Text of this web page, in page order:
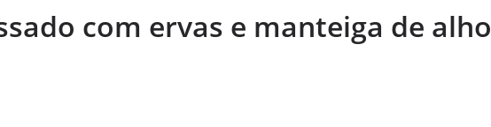
com ervas e manteiga de alho